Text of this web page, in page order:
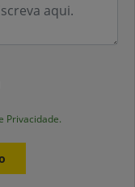
Privacidade.